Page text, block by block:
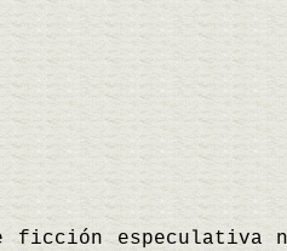
ficción especulativa